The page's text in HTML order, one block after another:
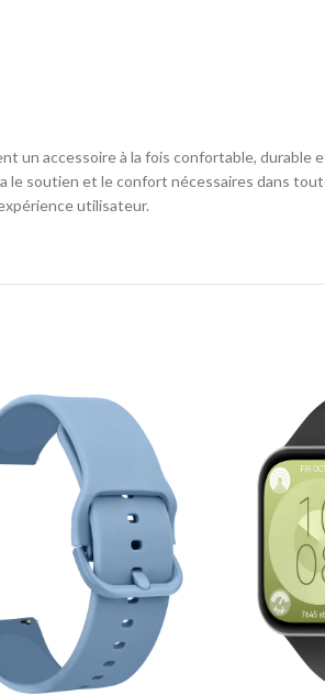
un accessoire à la fois confortable, durable
soutien et le confort nécessaires dans
utilisateur.